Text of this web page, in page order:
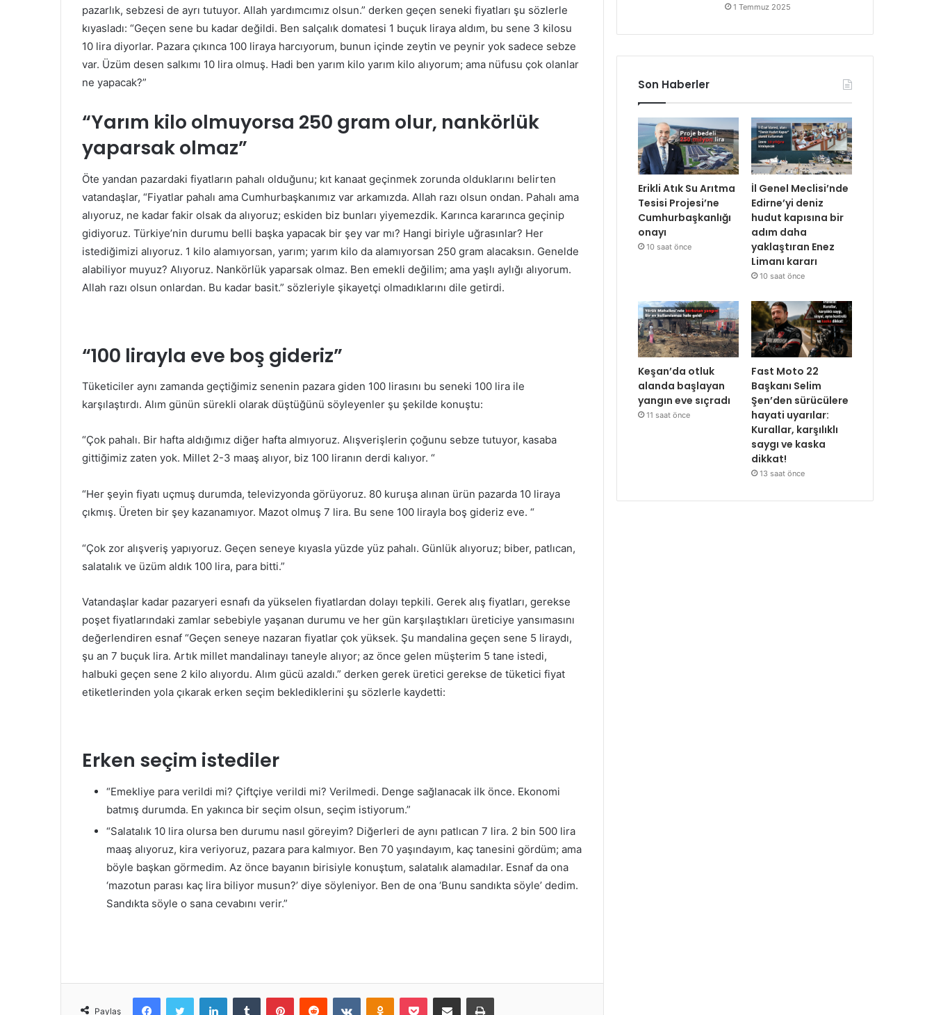
pazarlık, sebzesi de ayrı tutuyor. Allah yardımcımız olsun.” derken geçen seneki fiyatları şu sözlerle
kıyasladı: “Geçen sene bu kadar değildi. Ben salçalık domatesi 1 buçuk liraya aldım, bu sene 3 kilosu
10 lira diyorlar. Pazara çıkınca 100 liraya harcıyorum, bunun içinde zeytin ve peynir yok sadece sebze
var. Üzüm desen salkımı 10 lira olmuş. Hadi ben yarım kilo yarım kilo alıyorum; ama nüfusu çok olanlar
ne yapacak?”
“Yarım kilo olmuyorsa 250 gram olur, nankörlük
yaparsak olmaz”
Öte yandan pazardaki fiyatların pahalı olduğunu; kıt kanaat geçinmek zorunda olduklarını belirten
vatandaşlar, “Fiyatlar pahalı ama Cumhurbaşkanımız var arkamızda. Allah razı olsun ondan. Pahalı ama
alıyoruz, ne kadar fakir olsak da alıyoruz; eskiden biz bunları yiyemezdik. Karınca kararınca geçinip
gidiyoruz. Türkiye’nin durumu belli başka yapacak bir şey var mı? Hangi biriyle uğrasınlar? Her
istediğimizi alıyoruz. 1 kilo alamıyorsan, yarım; yarım kilo da alamıyorsan 250 gram alacaksın. Genelde
alabiliyor muyuz? Alıyoruz. Nankörlük yaparsak olmaz. Ben emekli değilim; ama yaşlı aylığı alıyorum.
Allah razı olsun onlardan. Bu kadar basit.” sözleriyle şikayetçi olmadıklarını dile getirdi.
“100 lirayla eve boş gideriz”
Tüketiciler aynı zamanda geçtiğimiz senenin pazara giden 100 lirasını bu seneki 100 lira ile
karşılaştırdı. Alım günün sürekli olarak düştüğünü söyleyenler şu şekilde konuştu:
“Çok pahalı. Bir hafta aldığımız diğer hafta almıyoruz. Alışverişlerin çoğunu sebze tutuyor, kasaba
gittiğimiz zaten yok. Millet 2-3 maaş alıyor, biz 100 liranın derdi kalıyor. “
“Her şeyin fiyatı uçmuş durumda, televizyonda görüyoruz. 80 kuruşa alınan ürün pazarda 10 liraya
çıkmış. Üreten bir şey kazanamıyor. Mazot olmuş 7 lira. Bu sene 100 lirayla boş gideriz eve. “
“Çok zor alışveriş yapıyoruz. Geçen seneye kıyasla yüzde yüz pahalı. Günlük alıyoruz; biber, patlıcan,
salatalık ve üzüm aldık 100 lira, para bitti.”
Vatandaşlar kadar pazaryeri esnafı da yükselen fiyatlardan dolayı tepkili. Gerek alış fiyatları, gerekse
poşet fiyatlarındaki zamlar sebebiyle yaşanan durumu ve her gün karşılaştıkları üreticiye yansımasını
değerlendiren esnaf “Geçen seneye nazaran fiyatlar çok yüksek. Şu mandalina geçen sene 5 liraydı,
şu an 7 buçuk lira. Artık millet mandalinayı taneyle alıyor; az önce gelen müşterim 5 tane istedi,
halbuki geçen sene 2 kilo alıyordu. Alım gücü azaldı.” derken gerek üretici gerekse de tüketici fiyat
etiketlerinden yola çıkarak erken seçim beklediklerini şu sözlerle kaydetti:
Erken seçim istediler
“Emekliye para verildi mi? Çiftçiye verildi mi? Verilmedi. Denge sağlanacak ilk önce. Ekonomi
batmış durumda. En yakınca bir seçim olsun, seçim istiyorum.”
“Salatalık 10 lira olursa ben durumu nasıl göreyim? Diğerleri de aynı patlıcan 7 lira. 2 bin 500 lira
maaş alıyoruz, kira veriyoruz, pazara para kalmıyor. Ben 70 yaşındayım, kaç tanesini gördüm; ama
böyle başkan görmedim. Az önce bayanın birisiyle konuştum, salatalık alamadılar. Esnaf da ona
‘mazotun parası kaç lira biliyor musun?’ diye söyleniyor. Ben de ona ‘Bunu sandıkta söyle’ dedim.
Sandıkta söyle o sana cevabını verir.”
Paylaş
FacebookTwitter LinkedInTumblr PinterestReddit VKontakteOdnoklassniki
Pocket E-Posta ile paylaş Yazdır
1 Temmuz 2025
Son Haberler
Erikli Atık Su Arıtma
Tesisi Projesi’ne
Cumhurbaşkanlığı
onayı
10 saat önce
İl Genel Meclisi’nde
Edirne’yi deniz
hudut kapısına bir
adım daha
yaklaştıran Enez
Limanı kararı
10 saat önce
Keşan’da otluk
alanda başlayan
yangın eve sıçradı
11 saat önce
Fast Moto 22
Başkanı Selim
Şen’den sürücülere
hayati uyarılar:
Kurallar, karşılıklı
saygı ve kaska
dikkat!
13 saat önce